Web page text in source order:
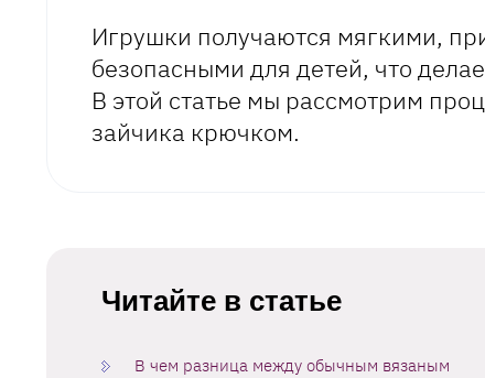
Игрушки получаются мягкими,
безопасными для детей, что
В этой статье мы рассмотрим
зайчика крючком.
Читайте в статье
В чем разница между обычным вязаным